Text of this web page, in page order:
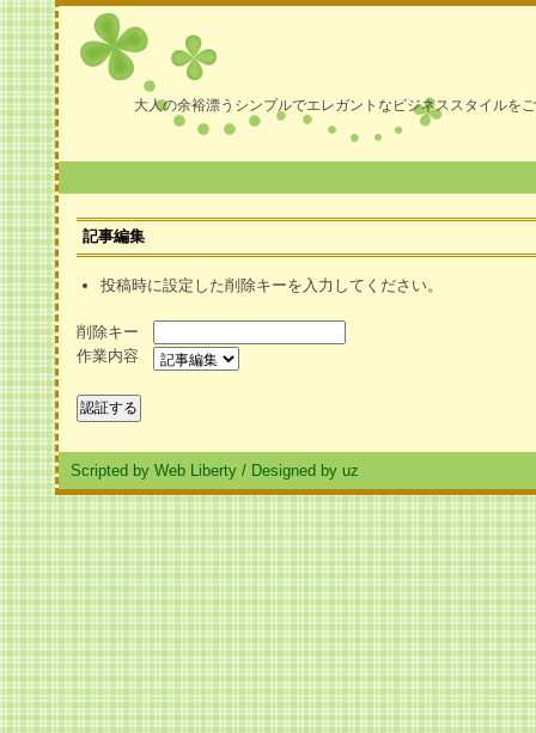
大人の余裕漂うシンプルでエレガントなビジネススタイルを
記事編集
投稿時に設定した削除キーを入力してください。
削除キー
作業内容
Scripted by Web Liberty / Designed by uz